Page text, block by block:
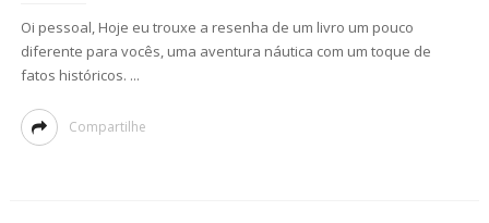
Oi pessoal, Hoje eu trouxe a resenha de um livro um pouco
diferente para vocês, uma aventura náutica com um toque de
fatos históricos. ...
Compartilhe